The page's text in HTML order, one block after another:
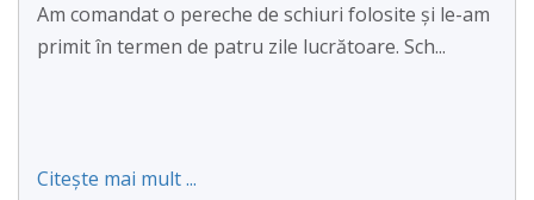
Am comandat o pereche de schiuri folosite și le-am
primit în termen de patru zile lucrătoare. Sch...
Citește mai mult ...